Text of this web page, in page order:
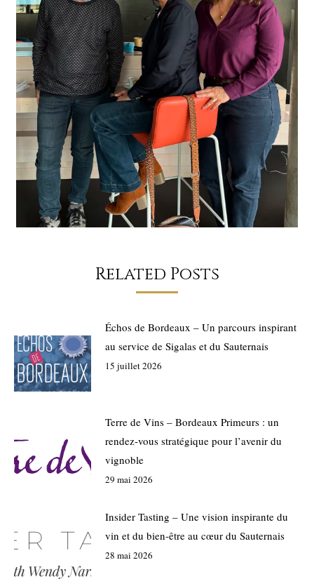
Related Posts
Échos de Bordeaux – Un parcours inspirant
au service de Sigalas et du Sauternais
15 juillet 2026
Terre de Vins – Bordeaux Primeurs : un
rendez-vous stratégique pour l’avenir du
vignoble
29 mai 2026
Insider Tasting – Une vision inspirante du
vin et du bien-être au cœur du Sauternais
28 mai 2026